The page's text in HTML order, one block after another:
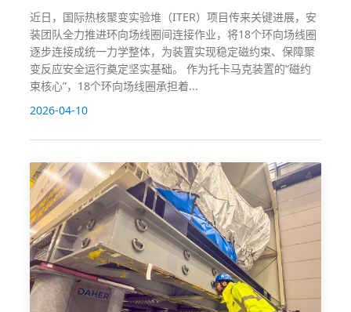
近日，国际热核聚变实验堆（ITER）项目传来关键进展，安
装团队全力推进环向场线圈间连接作业，将18个环向场线圈
逐步连接成统一力学整体，为装置实现稳定磁约束、保障聚
变反应安全运行奠定坚实基础。 作为托卡马克装置的“磁约
束核心”，18个环向场线圈承担着...
2026-04-10